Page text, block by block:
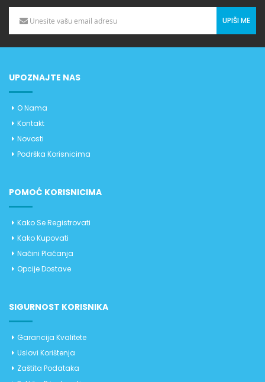
UPIŠI ME
UPOZNAJTE NAS
O Nama
Kontakt
Novosti
Podrška Korisnicima
POMOĆ KORISNICIMA
Kako Se Registrovati
Kako Kupovati
Načini Plaćanja
Opcije Dostave
SIGURNOST KORISNIKA
Garancija Kvalitete
Uslovi Korištenja
Zaštita Podataka